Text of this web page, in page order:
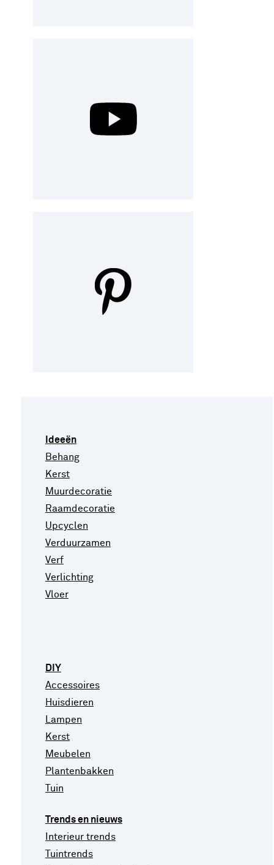
Ideeën
Behang
Kerst
Muurdecoratie
Raamdecoratie
Upcyclen
Verduurzamen
Verf
Verlichting
Vloer
DIY
Accessoires
Huisdieren
Lampen
Kerst
Meubelen
Plantenbakken
Tuin
Trends en nieuws
Interieur trends
Tuintrends